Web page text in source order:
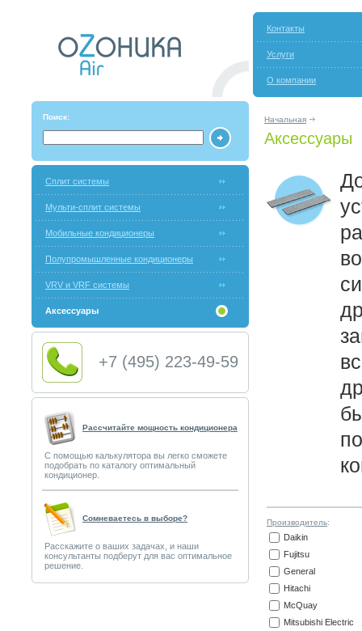
Контакты
Услуги
О компании
Поиск: Начальная
Аксессуары
Сплит системы
Мульти-сплит системы
Мобильные кондиционеры
Полупромышленные кондиционеры
VRV и VRF системы
Аксессуары
+7 (495) 223-49-59
Рассчитайте мощность кондиционера
С помощью калькулятора вы легко сможете
подобрать по каталогу оптимальный
кондиционер.
Сомневаетесь в выборе?
Расскажите о ваших задачах, и наши
консультанты подберут для вас оптимальное
решение.
Производитель:
Daikin
Fujitsu
General
Hitachi
McQuay
Mitsubishi Electric